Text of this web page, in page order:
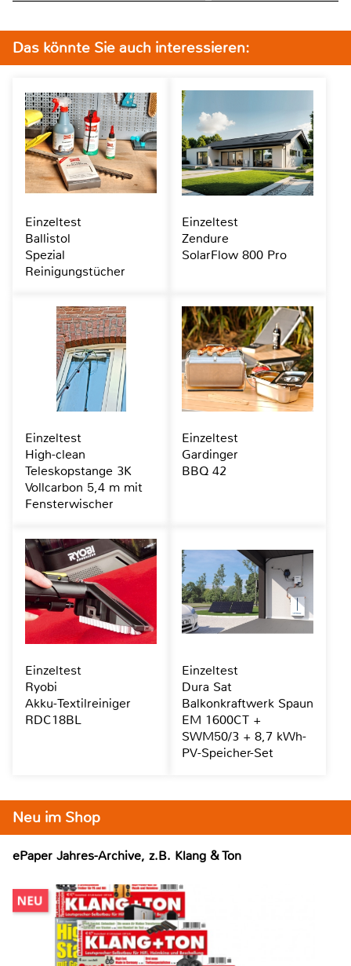
Neu im Shop
ePaper Jahres-Archive, z.B. Klang & Ton
Das könnte Sie auch interessieren:
Einzeltest
Ballistol
Spezial
Reinigungstücher
Einzeltest
Zendure
SolarFlow 800 Pro
Einzeltest
High-clean
Teleskopstange 3K
Vollcarbon 5,4 m mit
Fensterwischer
Einzeltest
Gardinger
BBQ 42
Einzeltest
Ryobi
Akku-Textilreiniger
RDC18BL
Einzeltest
Dura Sat
Balkonkraftwerk Spaun
EM 1600CT +
SWM50/3 + 8,7 kWh-
PV-Speicher-Set